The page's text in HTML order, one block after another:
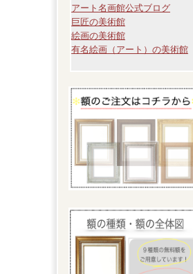
アート名画館公式ブログ
巨匠の美術館
絵画の美術館
有名絵画（アート）の美術館